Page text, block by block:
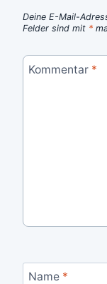
Deine E-Mail-
Felder sind mit *
Kommentar *
Name *